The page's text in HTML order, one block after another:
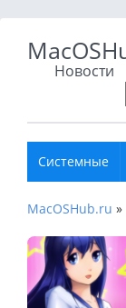
Новости
Системные
MacOSHub.ru »